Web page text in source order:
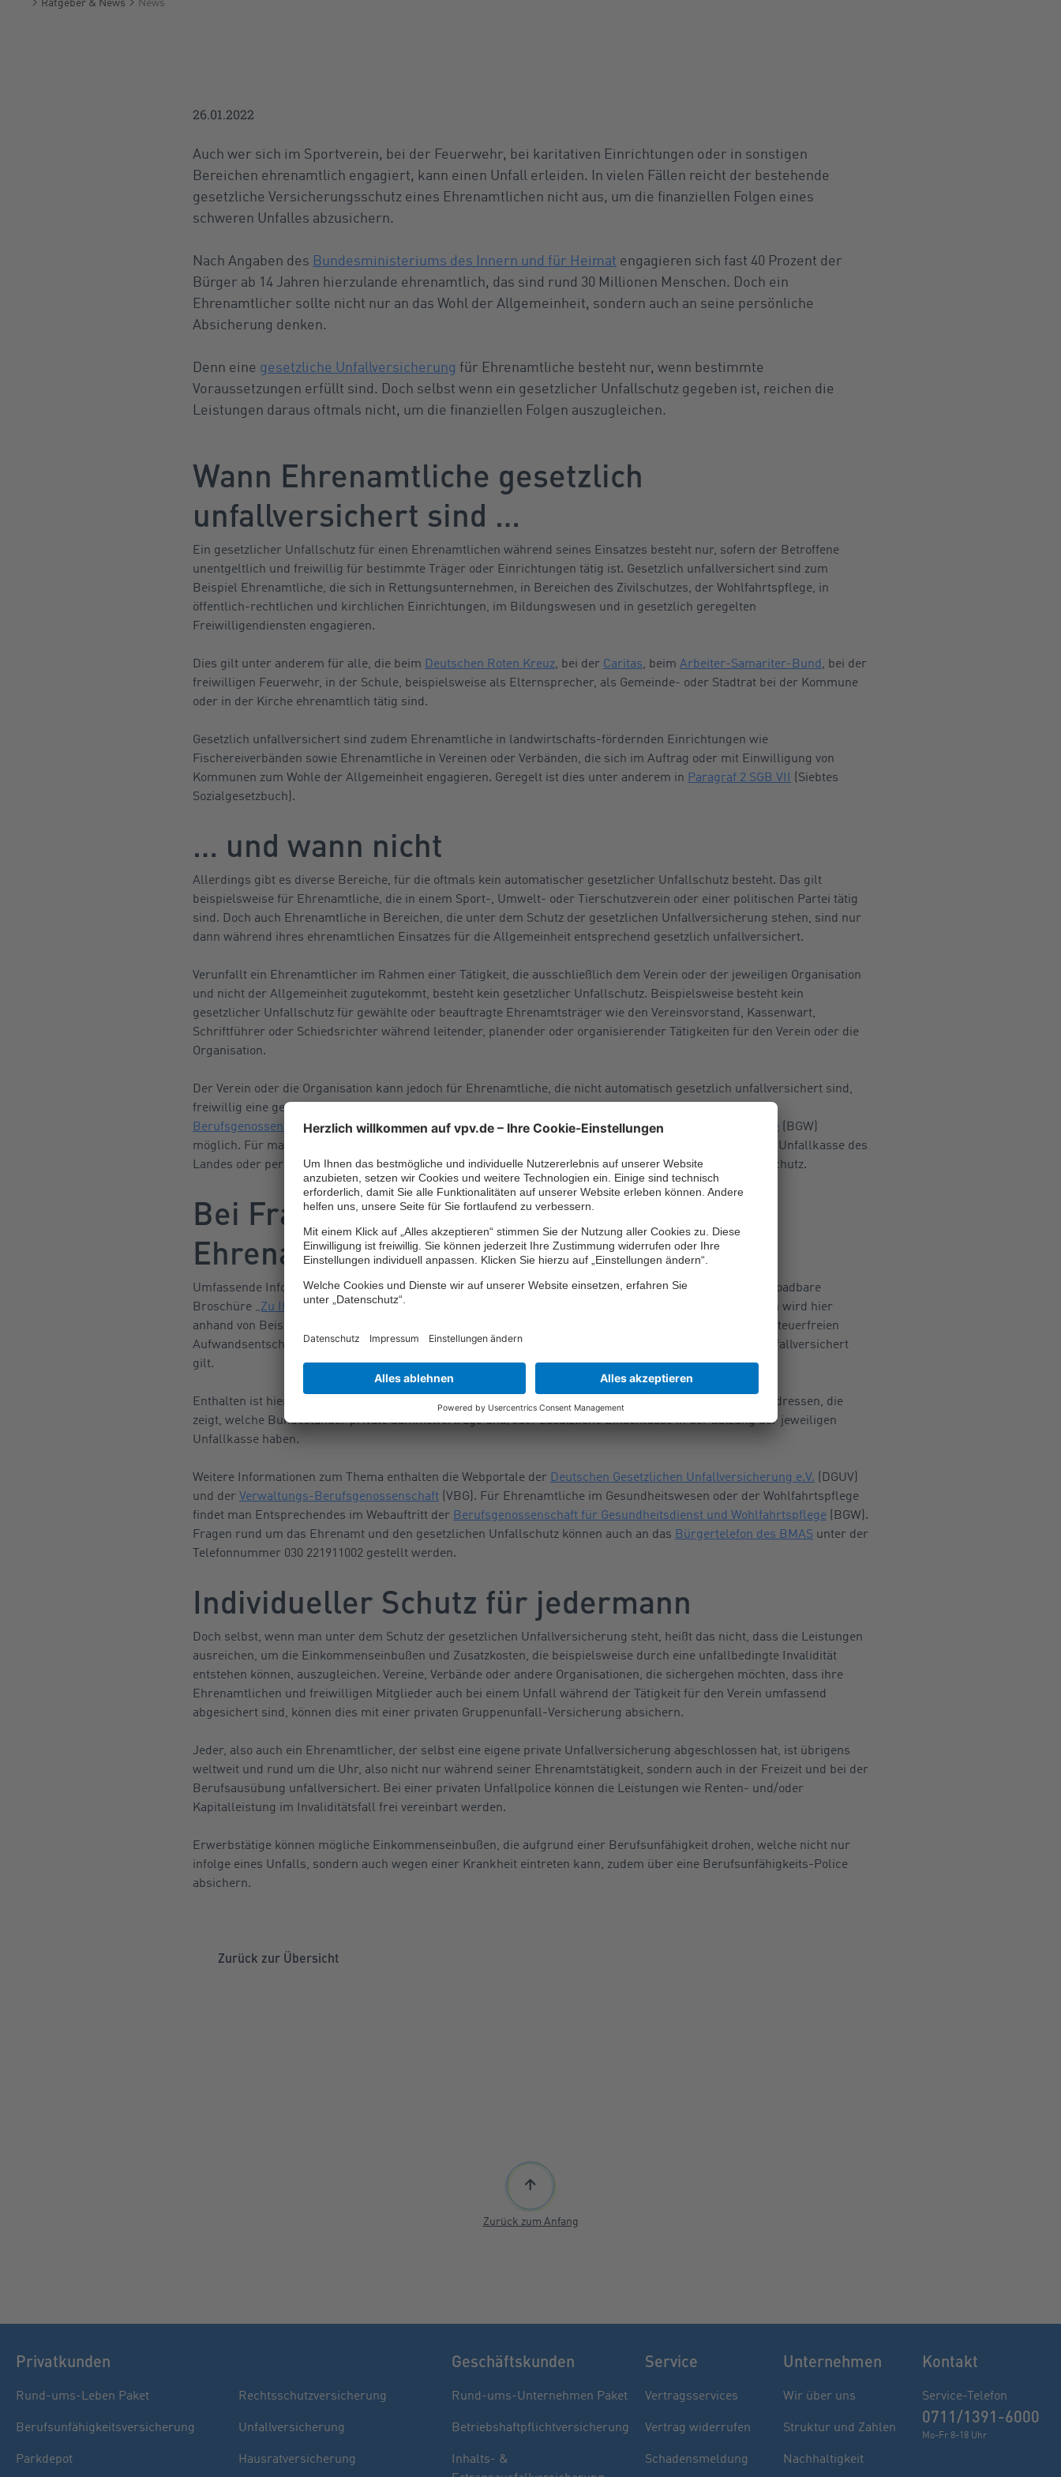
26.01.2022
Auch wer sich im Sportverein, bei der Feuerwehr, bei karitativen Einrichtungen oder in sonstigen
Bereichen ehrenamtlich engagiert, kann einen Unfall erleiden. In vielen Fällen reicht der bestehende
gesetzliche Versicherungsschutz eines Ehrenamtlichen nicht aus, um die finanziellen Folgen eines
schweren Unfalles abzusichern.
Nach Angaben des Bundesministeriums des Innern und für Heimat engagieren sich fast 40 Prozent der
Bürger ab 14 Jahren hierzulande ehrenamtlich, das sind rund 30 Millionen Menschen. Doch ein
Ehrenamtlicher sollte nicht nur an das Wohl der Allgemeinheit, sondern auch an seine persönliche
Absicherung denken.
Denn eine gesetzliche Unfallversicherung für Ehrenamtliche besteht nur, wenn bestimmte
Voraussetzungen erfüllt sind. Doch selbst wenn ein gesetzlicher Unfallschutz gegeben ist, reichen die
Leistungen daraus oftmals nicht, um die finanziellen Folgen auszugleichen.
Wann Ehrenamtliche gesetzlich
unfallversichert sind …
Ein gesetzlicher Unfallschutz für einen Ehrenamtlichen während seines Einsatzes besteht nur, sofern der Betroffene
unentgeltlich und freiwillig für bestimmte Träger oder Einrichtungen tätig ist. Gesetzlich unfallversichert sind zum
Beispiel Ehrenamtliche, die sich in Rettungsunternehmen, in Bereichen des Zivilschutzes, der Wohlfahrtspflege, in
öffentlich-rechtlichen und kirchlichen Einrichtungen, im Bildungswesen und in gesetzlich geregelten
Freiwilligendiensten engagieren.
Dies gilt unter anderem für alle, die beim Deutschen Roten Kreuz, bei der Caritas, beim Arbeiter-Samariter-Bund, bei der
freiwilligen Feuerwehr, in der Schule, beispielsweise als Elternsprecher, als Gemeinde- oder Stadtrat bei der Kommune
oder in der Kirche ehrenamtlich tätig sind.
Gesetzlich unfallversichert sind zudem Ehrenamtliche in landwirtschafts-fördernden Einrichtungen wie
Fischereiverbänden sowie Ehrenamtliche in Vereinen oder Verbänden, die sich im Auftrag oder mit Einwilligung von
Kommunen zum Wohle der Allgemeinheit engagieren. Geregelt ist dies unter anderem in Paragraf 2 SGB VII (Siebtes
Sozialgesetzbuch).
… und wann nicht
Allerdings gibt es diverse Bereiche, für die oftmals kein automatischer gesetzlicher Unfallschutz besteht. Das gilt
beispielsweise für Ehrenamtliche, die in einem Sport-, Umwelt- oder Tierschutzverein oder einer politischen Partei tätig
sind. Doch auch Ehrenamtliche in Bereichen, die unter dem Schutz der gesetzlichen Unfallversicherung stehen, sind nur
dann während ihres ehrenamtlichen Einsatzes für die Allgemeinheit entsprechend gesetzlich unfallversichert.
Verunfallt ein Ehrenamtlicher im Rahmen einer Tätigkeit, die ausschließlich dem Verein oder der jeweiligen Organisation
und nicht der Allgemeinheit zugutekommt, besteht kein gesetzlicher Unfallschutz. Beispielsweise besteht kein
gesetzlicher Unfallschutz für gewählte oder beauftragte Ehrenamtsträger wie den Vereinsvorstand, Kassenwart,
Schriftführer oder Schiedsrichter während leitender, planender oder organisierender Tätigkeiten für den Verein oder die
Organisation.
Der Verein oder die Organisation kann jedoch für Ehrenamtliche, die nicht automatisch gesetzlich unfallversichert sind,
freiwillig eine gesetzliche Unfallversicherung abschließen. Das ist beispielsweise bei derVerwaltungs-
Berufsgenossenschaft(VBG) oder derBerufsgenossenschaft für Gesundheitsdienst und Wohlfahrtspflege (BGW)
möglich. Für manche Ehrenamtliche besteht auch in einigen Bundesländern im Rahmen der Satzung der Unfallkasse des
Landes oder per Sammelvertrag, den das jeweilige Land mit Versicherern abgeschlossen hat, ein Unfallschutz.
Bei Fragen rund um den Unfallschutz im
Ehrenamt
Umfassende Informationen zum gesetzlichen Unfallschutz für Ehrenamtliche enthält die kostenlos downloadbare
Broschüre „Zu Ihrer Sicherheit“ desBundesministeriums für Arbeit und Soziales
(BMAS). Unter anderem wird hier
anhand von Beispielen erklärt, wer gesetzlich unfallversichert ist und wann man auch nach Erhalt einer steuerfreien
Aufwandsentschädigung durch eine Organisation noch als unentgeltlich tätig und damit als gesetzlich unfallversichert
gilt.
Enthalten ist hier zudem eine Checkliste für Ehrenamtliche zum Thema Unfallschutz und eine Liste mit Adressen, die
zeigt, welche Bundesländer private Sammelverträge und/oder zusätzliche Einschlüsse in der Satzung der jeweiligen
Unfallkasse haben.
Weitere Informationen zum Thema enthalten die Webportale der Deutschen Gesetzlichen Unfallversicherung e.V. (DGUV)
und der Verwaltungs-Berufsgenossenschaft (VBG). Für Ehrenamtliche im Gesundheitswesen oder der Wohlfahrtspflege
findet man Entsprechendes im Webauftritt der Berufsgenossenschaft für Gesundheitsdienst und Wohlfahrtspflege (BGW).
Fragen rund um das Ehrenamt und den gesetzlichen Unfallschutz können auch an das Bürgertelefon des BMAS unter der
Telefonnummer 030 221911002 gestellt werden.
Individueller Schutz für jedermann
Doch selbst, wenn man unter dem Schutz der gesetzlichen Unfallversicherung steht, heißt das nicht, dass die Leistungen
ausreichen, um die Einkommenseinbußen und Zusatzkosten, die beispielsweise durch eine unfallbedingte Invalidität
entstehen können, auszugleichen. Vereine, Verbände oder andere Organisationen, die sichergehen möchten, dass ihre
Ehrenamtlichen und freiwilligen Mitglieder auch bei einem Unfall während der Tätigkeit für den Verein umfassend
abgesichert sind, können dies mit einer privaten Gruppenunfall-Versicherung absichern.
Jeder, also auch ein Ehrenamtlicher, der selbst eine eigene private Unfallversicherung abgeschlossen hat, ist übrigens
weltweit und rund um die Uhr, also nicht nur während seiner Ehrenamtstätigkeit, sondern auch in der Freizeit und bei der
Berufsausübung unfallversichert. Bei einer privaten Unfallpolice können die Leistungen wie Renten- und/oder
Kapitalleistung im Invaliditätsfall frei vereinbart werden.
Erwerbstätige können mögliche Einkommenseinbußen, die aufgrund einer Berufsunfähigkeit drohen, welche nicht nur
infolge eines Unfalls, sondern auch wegen einer Krankheit eintreten kann, zudem über eine Berufsunfähigkeits-Police
absichern.
Zurück zur Übersicht
Zurück zum Anfang
Privatkunden
Rund-ums-Leben Paket
Berufsunfähigkeitsversicherung
Parkdepot
Rechtsschutzversicherung
Unfallversicherung
Hausratversicherung
Geschäftskunden
Rund-ums-Unternehmen Paket
Betriebshaftpflichtversicherung
Inhalts- &
Service
Vertragsservices
Vertrag widerrufen
Schadensmeldung
Unternehmen
Wir über uns
Struktur und Zahlen
Nachhaltigkeit
Kontakt
Service-Telefon
0711/1391-6000
Mo-Fr 8-18 Uhr